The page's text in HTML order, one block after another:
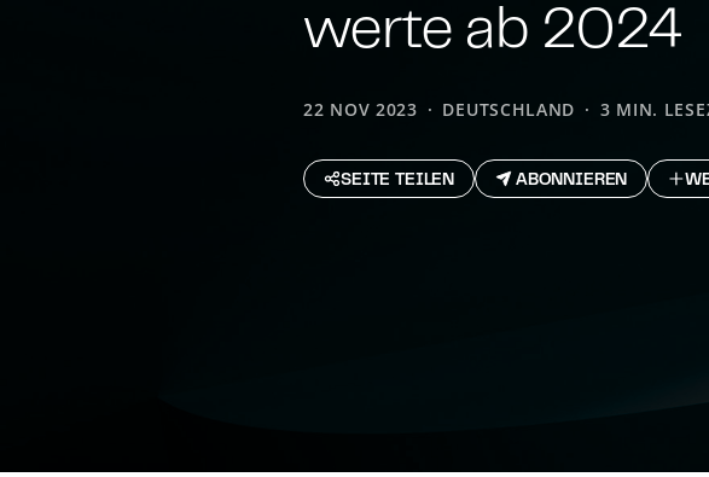
wer­te ab 2024
22 NOV 2023 DEUTSCHLAND 3 MIN.
SEITE TEILEN ABONNIEREN